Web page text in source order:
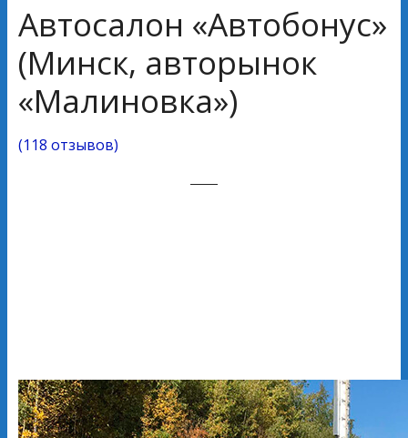
Автосалон «Автобонус»
(Минск, авторынок
«Малиновка»)
(118 отзывов)